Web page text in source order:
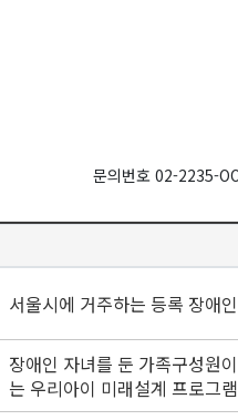
문의번호 02-2235-
서울시에 거주하는 등록 장애
장애인 자녀를 둔 가족구성원
는 우리아이 미래설계 프로그램